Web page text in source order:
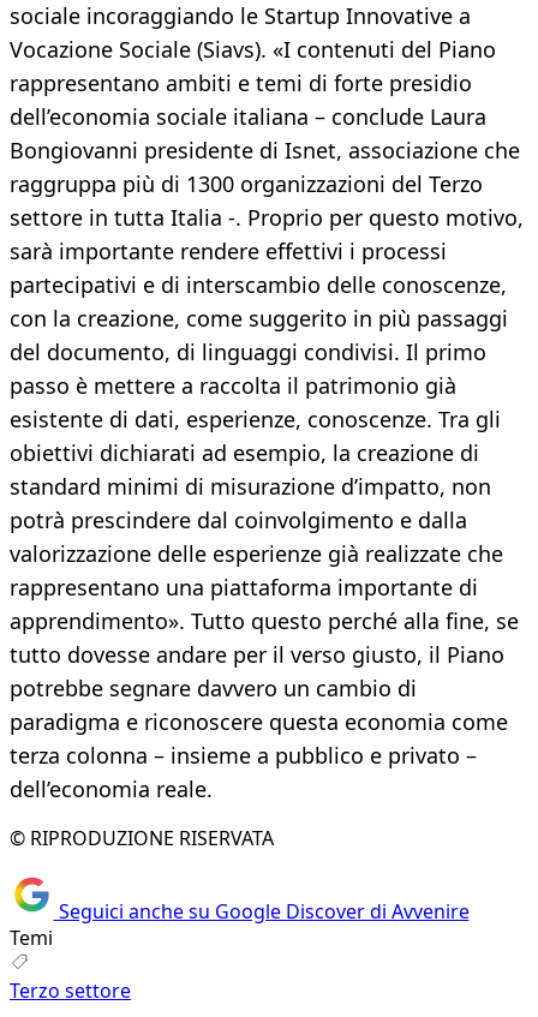
sociale incoraggiando le Startup Innovative a
Vocazione Sociale (Siavs). «I contenuti del Piano
rappresentano ambiti e temi di forte presidio
dell’economia sociale italiana – conclude Laura
Bongiovanni presidente di Isnet, associazione che
raggruppa più di 1300 organizzazioni del Terzo
settore in tutta Italia -. Proprio per questo motivo,
sarà importante rendere effettivi i processi
partecipativi e di interscambio delle conoscenze,
con la creazione, come suggerito in più passaggi
del documento, di linguaggi condivisi. Il primo
passo è mettere a raccolta il patrimonio già
esistente di dati, esperienze, conoscenze. Tra gli
obiettivi dichiarati ad esempio, la creazione di
standard minimi di misurazione d’impatto, non
potrà prescindere dal coinvolgimento e dalla
valorizzazione delle esperienze già realizzate che
rappresentano una piattaforma importante di
apprendimento». Tutto questo perché alla fine, se
tutto dovesse andare per il verso giusto, il Piano
potrebbe segnare davvero un cambio di
paradigma e riconoscere questa economia come
terza colonna – insieme a pubblico e privato –
dell’economia reale.
© RIPRODUZIONE RISERVATA
Seguici anche su Google Discover di Avvenire
Temi
Terzo settore